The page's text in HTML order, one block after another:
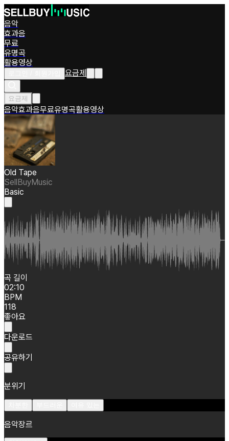
음악
효과음
무료
유명곡
활용영상
요금제
요금제
음악효과음무료유명곡활용영상
Old Tape
SellBuyMusic
Basic
곡 길이
02:10
BPM
118
좋아요
다운로드
공유하기
분위기
음악장르